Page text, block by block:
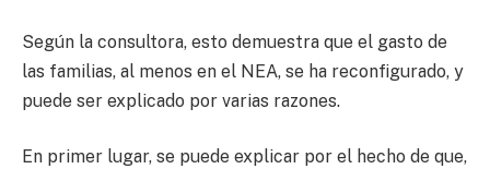
Según la consultora, esto demuestra que el gasto de
las familias, al menos en el NEA, se ha reconfigurado, y
puede ser explicado por varias razones.
En primer lugar, se puede explicar por el hecho de que,